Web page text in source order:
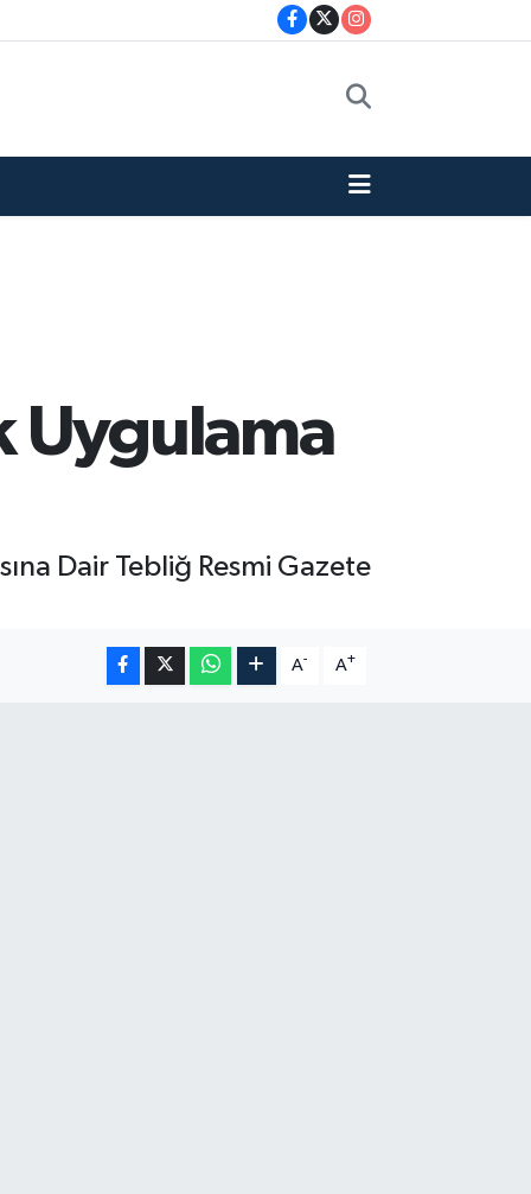
Uygulama
Dair Tebliğ Resmi Gazete
A- A+